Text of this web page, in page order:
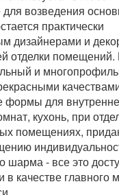
для возведения
практически
дизайнерами и
отделки
и
формы для
кухонь, при
помещениях,
шарма - все это
в качестве главного